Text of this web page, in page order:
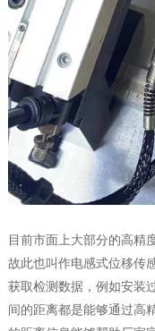
目前市面上大部分的高精
故此也叫作电感式位移传
获取检测数据，例如安装
间的距离都是能够通过高